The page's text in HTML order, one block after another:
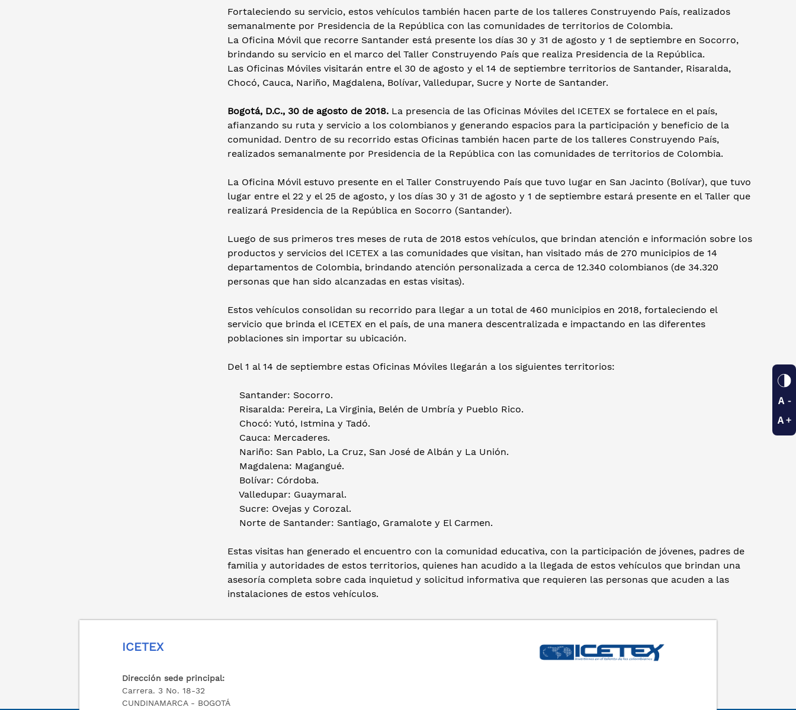
Fortaleciendo su servicio, estos vehículos también hacen parte de los talleres Construyendo País, realizados
semanalmente por Presidencia de la República con las comunidades de territorios de Colombia.
La Oficina Móvil que recorre Santander está presente los días 30 y 31 de agosto y 1 de septiembre en Socorro,
brindando su servicio en el marco del Taller Construyendo País que realiza Presidencia de la República.
Las Oficinas Móviles visitarán entre el 30 de agosto y el 14 de septiembre territorios de Santander, Risaralda,
Chocó, Cauca, Nariño, Magdalena, Bolívar, Valledupar, Sucre y Norte de Santander.
Bogotá, D.C., 30 de agosto de 2018. La presencia de las Oficinas Móviles del ICETEX se fortalece en el país,
afianzando su ruta y servicio a los colombianos y generando espacios para la participación y beneficio de la
comunidad. Dentro de su recorrido estas Oficinas también hacen parte de los talleres Construyendo País,
realizados semanalmente por Presidencia de la República con las comunidades de territorios de Colombia.
La Oficina Móvil estuvo presente en el Taller Construyendo País que tuvo lugar en San Jacinto (Bolívar), que tuvo
lugar entre el 22 y el 25 de agosto, y los días 30 y 31 de agosto y 1 de septiembre estará presente en el Taller que
realizará Presidencia de la República en Socorro (Santander).
Luego de sus primeros tres meses de ruta de 2018 estos vehículos, que brindan atención e información sobre los
productos y servicios del ICETEX a las comunidades que visitan, han visitado más de 270 municipios de 14
departamentos de Colombia, brindando atención personalizada a cerca de 12.340 colombianos (de 34.320
personas que han sido alcanzadas en estas visitas).
Estos vehículos consolidan su recorrido para llegar a un total de 460 municipios en 2018, fortaleciendo el
servicio que brinda el ICETEX en el país, de una manera descentralizada e impactando en las diferentes
poblaciones sin importar su ubicación.
Del 1 al 14 de septiembre estas Oficinas Móviles llegarán a los siguientes territorios:
Santander: Socorro.
Risaralda: Pereira, La Virginia, Belén de Umbría y Pueblo Rico.
Chocó: Yutó, Istmina y Tadó.
Cauca: Mercaderes.
Nariño: San Pablo, La Cruz, San José de Albán y La Unión.
Magdalena: Magangué.
Bolívar: Córdoba.
Valledupar: Guaymaral.
Sucre: Ovejas y Corozal.
Norte de Santander: Santiago, Gramalote y El Carmen.
Estas visitas han generado el encuentro con la comunidad educativa, con la participación de jóvenes, padres de
familia y autoridades de estos territorios, quienes han acudido a la llegada de estos vehículos que brindan una
asesoría completa sobre cada inquietud y solicitud informativa que requieren las personas que acuden a las
instalaciones de estos vehículos.
ICETEX
Dirección sede principal:
Carrera. 3 No. 18-32
CUNDINAMARCA - BOGOTÁ